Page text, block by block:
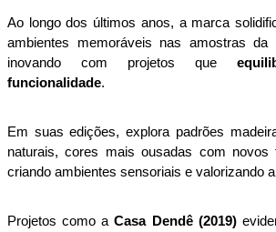
Ao longo dos últimos anos, a marca
ambientes memoráveis nas amostras da
inovando com projetos que
funcionalidade.
Em suas edições, explora padrões
naturais, cores mais ousadas com novos
criando ambientes sensoriais e valorizando a
Projetos como a Casa Dendê (2019)